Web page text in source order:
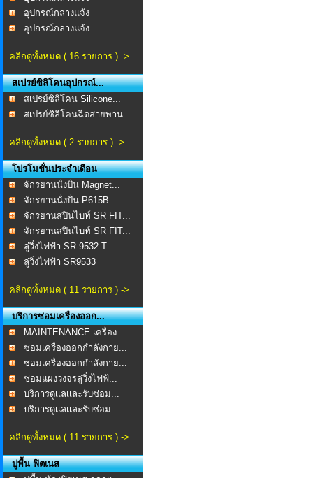
อุปกรณ์กลางแจ้ง
อุปกรณ์กลางแจ้ง
คลิกดูทั้งหมด ( 16 รายการ ) ->
สเปรย์ซิลิโคนอุปกรณ์...
สเปรย์ซิลิโคน Silicone...
สเปรย์ซิลิโคนฉีดสายพาน...
คลิกดูทั้งหมด ( 2 รายการ ) ->
โปรโมชั่นประจำเดือน
จักรยานนั่งปั่น Magnet...
จักรยานนั่งปั่น P615B
จักรยานสปินไบท์ SR FIT...
จักรยานสปินไบท์ SR FIT...
ลู่วิ่งไฟฟ้า SR-9532 T...
ลู่วิ่งไฟฟ้า SR9533
คลิกดูทั้งหมด ( 11 รายการ ) ->
บริการซ่อมเครื่องออก...
MAINTENANCE เครื่อง
ออก...ซ่อมเครื่องออกกำลังกาย...
ซ่อมเครื่องออกกำลังกาย...
ซ่อมแผงวงจรลู่วิ่งไฟฟ้...
บริการดูเเลเเละรับซ่อม...
บริการดูเเลเเละรับซ่อม...
คลิกดูทั้งหมด ( 11 รายการ ) ->
ปูพื้น ฟิตเนส